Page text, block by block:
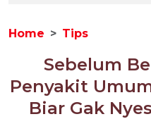
Home Tips
Sebelum
Penyakit
Biar Gak